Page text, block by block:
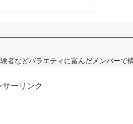
などバラエティに富んだメンバーで
サーリンク